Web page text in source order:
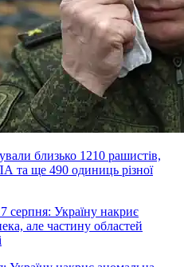
близько 1210 рашистів,
та ще 490 одиниць різної